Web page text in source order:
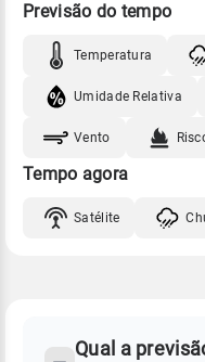
Previsão do tempo
Temperatura
Umidade Relativa
Vento
Tempo agora
Satélite
Qual a